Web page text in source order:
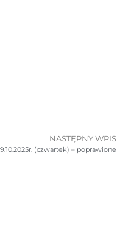
NASTĘPNY WPIS
(czwartek) – poprawione